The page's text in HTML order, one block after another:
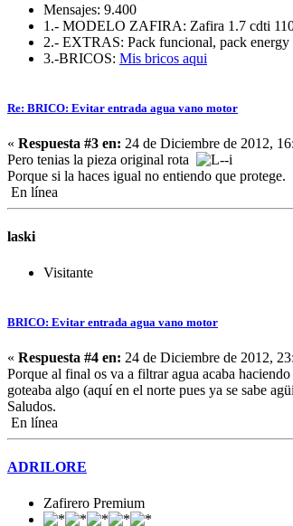
Mensajes: 9.400
1.- MODELO ZAFIRA: Zafira 1.7 cdti
2.- EXTRAS: Pack funcional, pack
3.-BRICOS: Mis bricos aqui
Re: BRICO: Evitar entrada agua vano motor
« Respuesta #3 en: 24 de Diciembre de 2012,
Pero tenias la pieza original rota
Porque si la haces igual no entiendo que protege.
En línea
laski
Visitante
BRICO: Evitar entrada agua vano motor
« Respuesta #4 en: 24 de Diciembre de 2012,
Porque al final os va a filtrar agua acaba
goteaba algo (aquí en el norte pues ya se sabe
Saludos.
En línea
ADRILORE
Zafirero Premium